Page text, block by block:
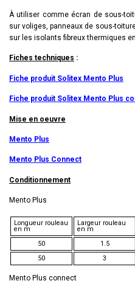
À utiliser comme écran de sous-
sur voliges, panneaux de sous-
sur les isolants fibreux thermiques
Fiches techniques :
Fiche produit Solitex Mento Plus
Fiche produit Solitex Mento Plus
Mise en oeuvre
Mento Plus
Mento Plus Connect
Conditionnement
Mento Plus
Longueur rouleau
en m
Largeur rouleau
en m
50
1.5
50
3
Mento Plus connect